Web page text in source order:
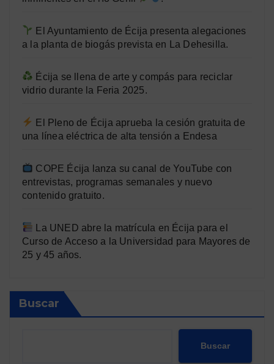
El Ayuntamiento de Écija presenta alegaciones
a la planta de biogás prevista en La Dehesilla.
Écija se llena de arte y compás para reciclar
vidrio durante la Feria 2025.
El Pleno de Écija aprueba la cesión gratuita de
una línea eléctrica de alta tensión a Endesa
COPE Écija lanza su canal de YouTube con
entrevistas, programas semanales y nuevo
contenido gratuito.
La UNED abre la matrícula en Écija para el
Curso de Acceso a la Universidad para Mayores de
25 y 45 años.
Buscar
Buscar